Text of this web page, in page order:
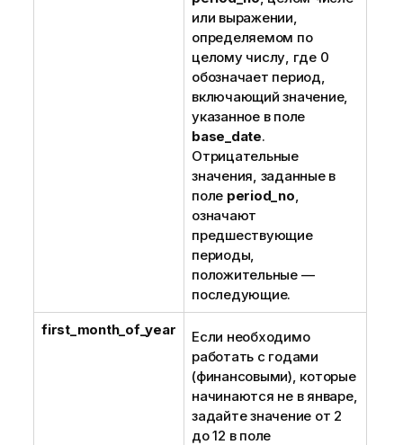
или выражении,
определяемом по
целому числу, где 0
обозначает период,
включающий значение,
указанное в поле
base_date.
Отрицательные
значения, заданные в
поле period_no
означают
предшествующие
периоды,
положительные —
последующие.
first_month_of_year
Если необходимо
работать с годами
(финансовыми), которые
начинаются не в январе,
задайте значение от 2
до 12 в поле